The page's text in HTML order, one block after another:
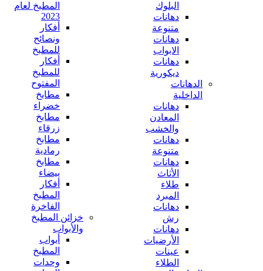
البلوك
دهانات
متنوعة
دهانات
الابواب
دهانات
ديكورية
الدهانات
الداخلية
دهانات
المعادن
والخشب
دهانات
متنوعة
دهانات
الأثاث
طلاء
المبرد
دهانات
رش
دهانات
الأرضيات
عينات
الطلاء
المطبخ لعام
2023
أفكار
ونصائح
للمطبخ
أفكار
للمطبخ
المفتوح
مطابخ
خضراء
مطابخ
زرقاء
مطابخ
رمادية
مطابخ
بيضاء
أفكار
المطبخ
الفاخرة
خزائن المطبخ
والأبواب
أبواب
المطبخ
وحدات